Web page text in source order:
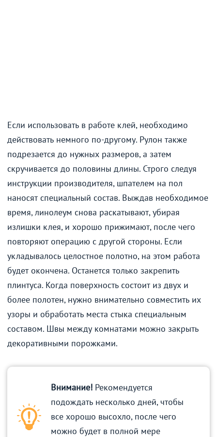
Если использовать в работе клей, необходимо
действовать немного по-другому. Рулон также
подрезается до нужных размеров, а затем
скручивается до половины длины. Строго следуя
инструкции производителя, шпателем на пол
наносят специальный состав. Выждав необходимое
время, линолеум снова раскатывают, убирая
излишки клея, и хорошо прижимают, после чего
повторяют операцию с другой стороны. Если
укладывалось целостное полотно, на этом работа
будет окончена. Останется только закрепить
плинтуса. Когда поверхность состоит из двух и
более полотен, нужно внимательно совместить их
узоры и обработать места стыка специальным
составом. Швы между комнатами можно закрыть
декоративными порожками.
Внимание! Рекомендуется
подождать несколько дней, чтобы
все хорошо высохло, после чего
можно будет в полной мере